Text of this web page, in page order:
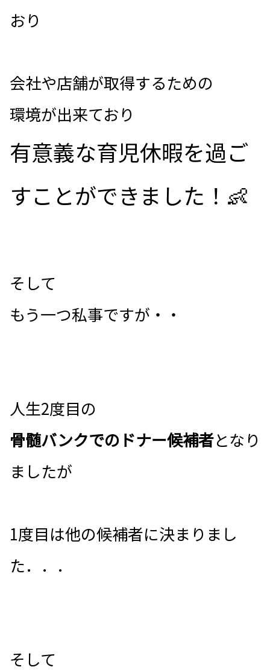
おり
会社や店舗が取得するための
環境が出来ており
有意義な育児休暇を過ご
すことができました！👶
そして
もう一つ私事ですが・・
人生2度目の
骨髄バンクでのドナー候補者となり
ましたが
1度目は他の候補者に決まりまし
た．．．
そして